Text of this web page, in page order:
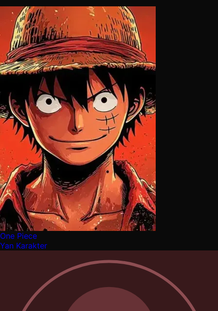
One Piece
Yan Karakter